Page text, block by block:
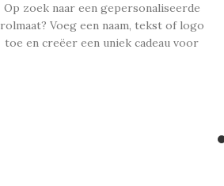
Op zoek naar een gepersonaliseerde
rolmaat? Voeg een naam, tekst of logo
toe en creëer een uniek cadeau voor